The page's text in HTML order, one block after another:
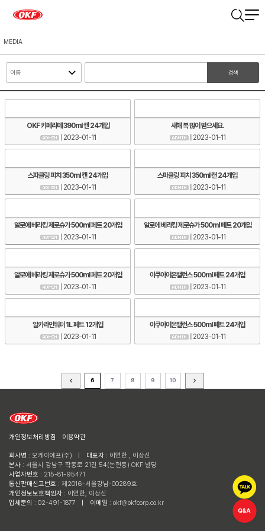
MEDIA
검색
OKF 카페라떼 390ml 캔 24개입
| 2023-01-11
새해 복 많이 받으세요.
| 2023-01-11
스파클링 피치 350ml 캔 24개입
| 2023-01-11
스파클링 피치 350ml 캔 24개입
| 2023-01-11
알로에 베라킹 제로슈가 500ml 페트 20개입
| 2023-01-11
알로에 베라킹 제로슈가 500ml 페트 20개입
| 2023-01-11
알로에 베라킹 제로슈가 500ml 페트 20개입
| 2023-01-11
아쿠아이온밸런스 500ml 페트 24개입
| 2023-01-11
알카라인워터 1L 페트 12개입
| 2023-01-11
아쿠아이온밸런스 500ml 페트 24개입
| 2023-01-11
6 7 8 9 10
개인정보처리방침 이용약관
회사명 : 오케이에프(주) ㅣ 대표자 : 이연한 , 이상신
본사 : 서울시 강남구 학동로 21길 54(논현동) OKF 빌딩
사업자번호 : 215-81-95471
통신판매신고번호 : 제2016-서울강남-00289호
개인정보보호책임자 : 이연한, 이상신
업체문의 : 02-491-1877 ㅣ 이메일 : okf@okfcorp.co.kr